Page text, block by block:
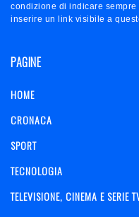
condizione di indicare sempre
inserire un link visibile a
PAGINE
HOME
CRONACA
SPORT
TECNOLOGIA
TELEVISIONE, CINEMA E SERIE